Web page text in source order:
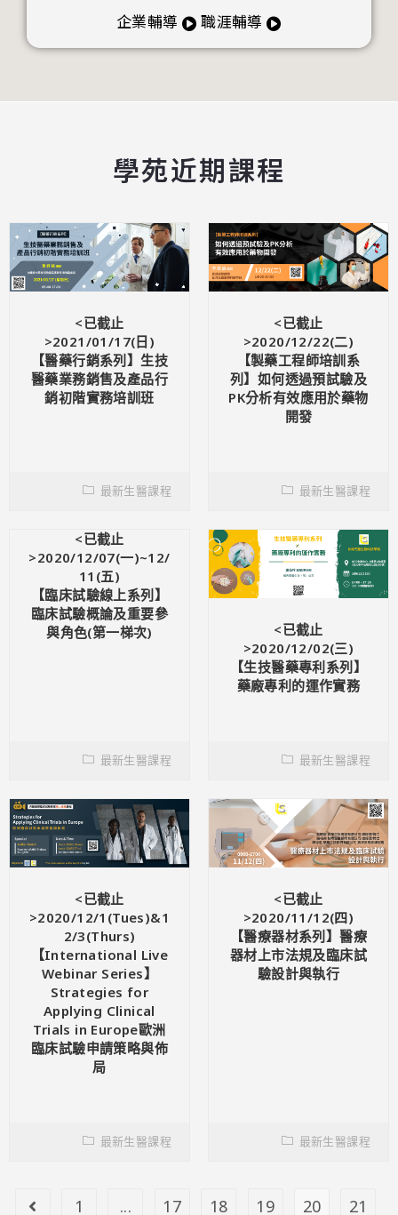
企業輔導 職涯輔導
學苑近期課程
<已截止
>2021/01/17(日)
【醫藥行銷系列】生技
醫藥業務銷售及產品行
銷初階實務培訓班
最新生醫課程
<已截止
>2020/12/22(二)
【製藥工程師培訓系
列】如何透過預試驗及
PK分析有效應用於藥物
開發
最新生醫課程
<已截止
>2020/12/07(一)~12/
11(五)
【臨床試驗線上系列】
臨床試驗概論及重要參
與角色(第一梯次)
最新生醫課程
<已截止
>2020/12/02(三)
【生技醫藥專利系列】
藥廠專利的運作實務
最新生醫課程
<已截止
>2020/12/1(Tues)&1
2/3(Thurs)
【International Live
Webinar Series】
Strategies for
Applying Clinical
Trials in Europe歐洲
臨床試驗申請策略與佈
局
最新生醫課程
<已截止
>2020/11/12(四)
【醫療器材系列】醫療
器材上市法規及臨床試
驗設計與執行
最新生醫課程
1 ... 17 18 19 20 21